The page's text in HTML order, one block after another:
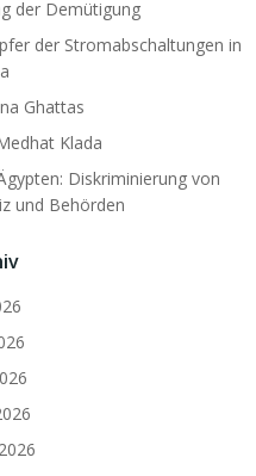
der Demütigung
der Stromabschaltungen in
Ghattas
Klada
Diskriminierung von
und Behörden